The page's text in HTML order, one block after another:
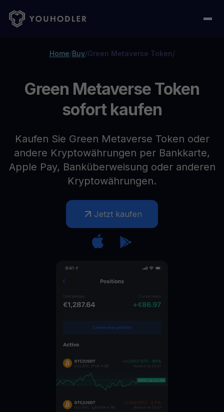
Home/Buy/Green Metaverse Token/
Green Metaverse Token
sofort kaufen
Kaufen Sie Green Metaverse Token oder
andere Kryptowährungen per Bankkarte,
Apple Pay, Banküberweisung oder anderen
Kryptowährungen.
Jetzt kaufen